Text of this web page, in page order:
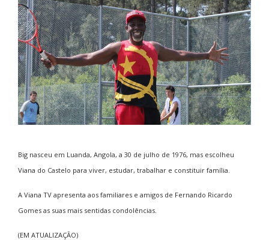
Big nasceu em Luanda, Angola, a 30 de julho de 1976, mas escolheu
Viana do Castelo para viver, estudar, trabalhar e constituir família.
A Viana TV apresenta aos familiares e amigos de Fernando Ricardo
Gomes as suas mais sentidas condolências.
(EM ATUALIZAÇÃO)